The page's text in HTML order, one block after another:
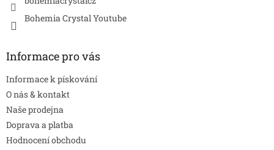
Bohemia Crystal Youtube
Informace pro vás
Informace k pískování
O nás & kontakt
Naše prodejna
Doprava a platba
Hodnocení obchodu